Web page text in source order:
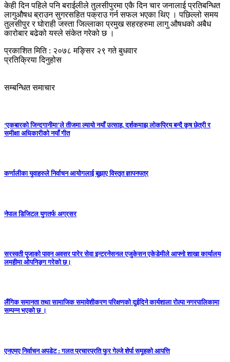
केही दिन पहिले पनि बराईलीले तुलसीपुरमा एकै दिन चार जनालाई प्रतिबन्धित
लागुऔषध ब्राउन सुगरसहित पक्राउ गर्न सफल भएका थिए । पछिल्लो समय
तुलसीपुर र घोराही जस्ता जिल्लाका प्रमुख सहरहरुमा लागु औषधको अबैध
कारोबार बढेको यस्ले संकेत गरेको छ ।
प्रकाशित मिति : २०७८ मङ्सिर २९ गते बुधवार
प्रतिक्रिया दिनुहोस
सम्बन्धित समाचार
‘एकबारको जिन्दगानीमा’ले तीजमा ल्यायो नयाँ उत्साह, दर्शकमाझ लोकप्रिय बन्दै कृष छेत्री र
समीक्षा अधिकारीको नयाँ गीत
कर्णालीका युवाहरुले निर्वाचन आयोगलाई बुझाए विस्तृत ज्ञापनपत्र
नेपाल डिजिटल युगतर्फ अग्रसर
सरस्वती पूजाको पावन अवसर पारेर सेवा इन्टरनेसनल एजुकेसन एकेडेमीले आफ्नो शाखा कार्यालय
लमहीमा ओपनिङ्ग गरेको छ।
लैंगिक समानता तथा सामाजिक समावेशीकरण परिक्षणकाे दुईदिने कार्यशाला राेल्पा नगरपालिकामा
सम्पन्न भएको छ ।
एनएमए निर्वाचन अपडेट : गलत प्रचारप्रति फुर गेल्जे शेर्पा समूहको आपत्ति